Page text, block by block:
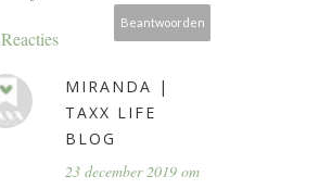
Beantwoorden
Reacties
MIRANDA |
TAXX LIFE
BLOG
23 december 2019 om